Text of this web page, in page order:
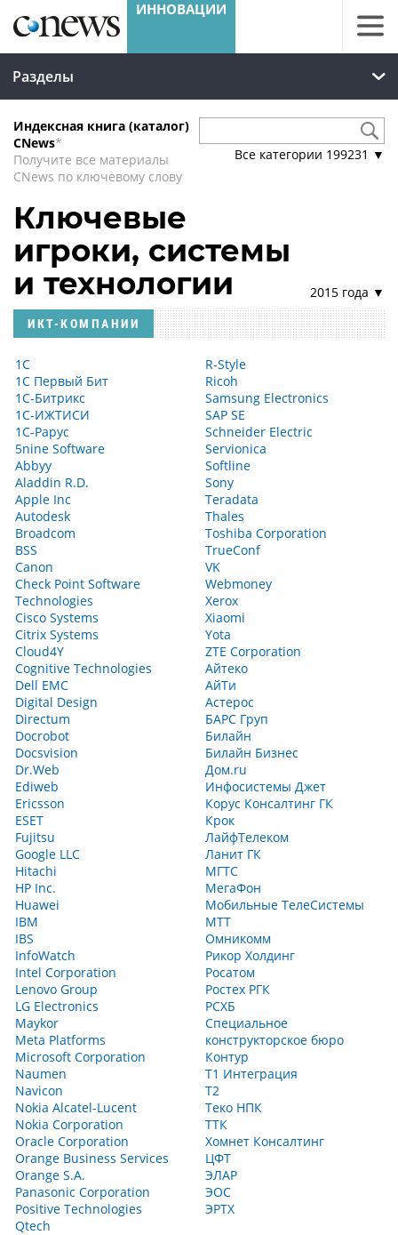
Разделы
Индексная книга (каталог)
CNews*
Получите все материалы
CNews по ключевому слову
Все категории 199231 ▼
Ключевые
игроки, системы
и технологии
2015 года ▼
ИКТ-КОМПАНИИ
1С
1С Первый Бит
1С-Битрикс
1С-ИЖТИСИ
1С-Рарус
5nine Software
Abbyy
Aladdin R.D.
Apple Inc
Autodesk
Broadcom
BSS
Canon
Check Point Software
Technologies
Cisco Systems
Citrix Systems
Cloud4Y
Cognitive Technologies
Dell EMC
Digital Design
Directum
Docrobot
Docsvision
Dr.Web
Ediweb
Ericsson
ESET
Fujitsu
Google LLC
Hitachi
HP Inc.
Huawei
IBM
IBS
InfoWatch
Intel Corporation
Lenovo Group
LG Electronics
Maykor
Meta Platforms
Microsoft Corporation
Naumen
Navicon
Nokia Alcatel-Lucent
Nokia Corporation
Oracle Corporation
Orange Business Services
Orange S.A.
Panasonic Corporation
Positive Technologies
Qtech
R-Style
Ricoh
Samsung Electronics
SAP SE
Schneider Electric
Servionica
Softline
Sony
Teradata
Thales
Toshiba Corporation
TrueConf
VK
Webmoney
Xerox
Xiaomi
Yota
ZTE Corporation
Айтеко
АйТи
Астерос
БАРС Груп
Билайн
Билайн Бизнес
Дом.ru
Инфосистемы Джет
Корус Консалтинг ГК
Крок
ЛайфТелеком
Ланит ГК
МГТС
МегаФон
Мобильные ТелеСистемы
МТТ
Омникомм
Рикор Холдинг
Росатом
Ростех РГК
РСХБ
Специальное
конструкторское бюро
Контур
Т1 Интеграция
Т2
Теко НПК
ТТК
Хомнет Консалтинг
ЦФТ
ЭЛАР
ЭОС
ЭРТХ